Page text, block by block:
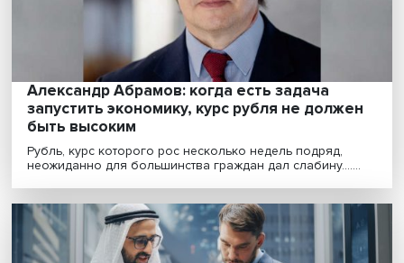
В чем состоят риски российской финансовой
сегодня? Как Банк России с ними намерен боротьс......